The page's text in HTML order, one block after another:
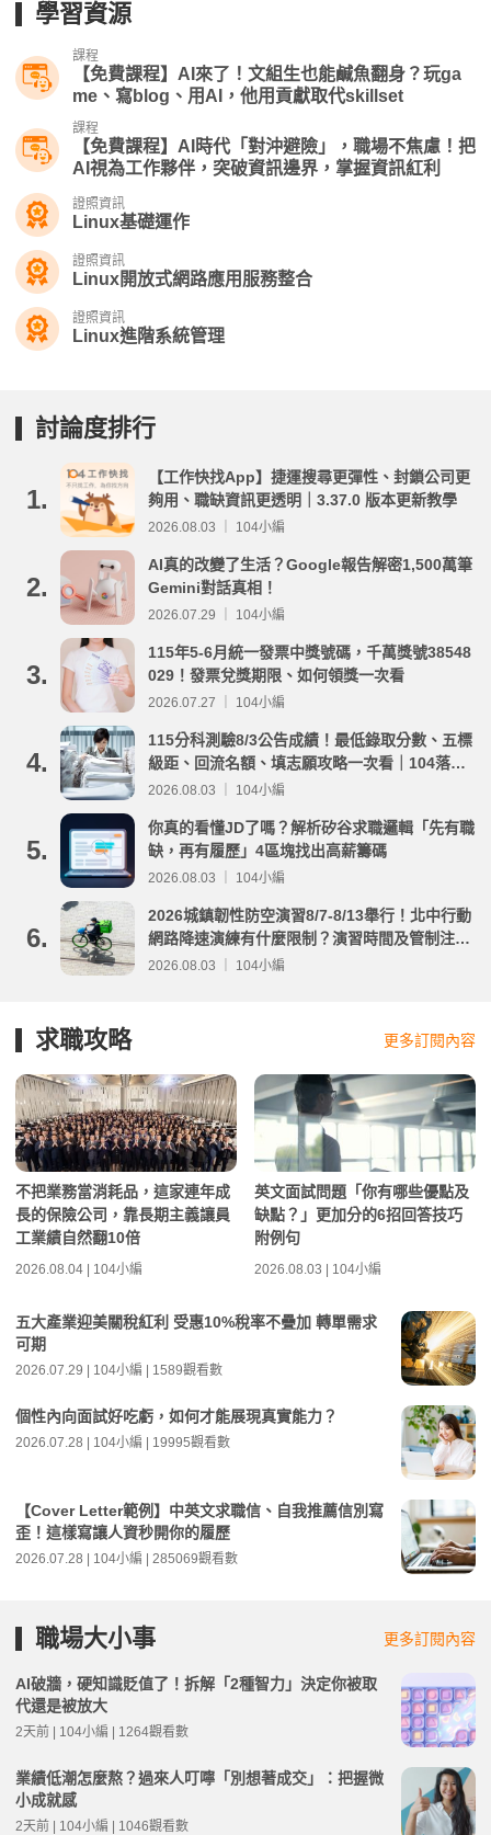
學習資源
課程
【免費課程】AI來了！文組生也能鹹魚翻身？玩ga
me、寫blog、用AI，他用貢獻取代skillset
課程
【免費課程】AI時代「對沖避險」，職場不焦慮！把
AI視為工作夥伴，突破資訊邊界，掌握資訊紅利
證照資訊
Linux基礎運作
證照資訊
Linux開放式網路應用服務整合
證照資訊
Linux進階系統管理
討論度排行
1.
【工作快找App】捷運搜尋更彈性、封鎖公司更
夠用、職缺資訊更透明｜3.37.0 版本更新教學
2026.08.03 ｜ 104小編
2.
AI真的改變了生活？Google報告解密1,500萬筆
Gemini對話真相！
2026.07.29 ｜ 104小編
3.
115年5-6月統一發票中獎號碼，千萬獎號38548
029！發票兌獎期限、如何領獎一次看
2026.07.27 ｜ 104小編
4.
115分科測驗8/3公告成績！最低錄取分數、五標
級距、回流名額、填志願攻略一次看｜104落點
分析
2026.08.03 ｜ 104小編
5.
你真的看懂JD了嗎？解析矽谷求職邏輯「先有職
缺，再有履歷」4區塊找出高薪籌碼
2026.08.03 ｜ 104小編
6.
2026城鎮韌性防空演習8/7-8/13舉行！北中行動
網路降速演練有什麼限制？演習時間及管制注意
事項整理
2026.08.03 ｜ 104小編
求職攻略 更多訂閱內容
不把業務當消耗品，這家連年成
長的保險公司，靠長期主義讓員
工業績自然翻10倍
2026.08.04 | 104小編
英文面試問題「你有哪些優點及
缺點？」更加分的6招回答技巧
附例句
2026.08.03 | 104小編
五大產業迎美關稅紅利 受惠10%稅率不疊加 轉單需求
可期
2026.07.29 | 104小編 | 1589觀看數
個性內向面試好吃虧，如何才能展現真實能力？
2026.07.28 | 104小編 | 19995觀看數
【Cover Letter範例】中英文求職信、自我推薦信別寫
歪！這樣寫讓人資秒開你的履歷
2026.07.28 | 104小編 | 285069觀看數
職場大小事 更多訂閱內容
AI破牆，硬知識貶值了！拆解「2種智力」決定你被取
代還是被放大
2天前 | 104小編 | 1264觀看數
業績低潮怎麼熬？過來人叮嚀「別想著成交」：把握微
小成就感
2天前 | 104小編 | 1046觀看數